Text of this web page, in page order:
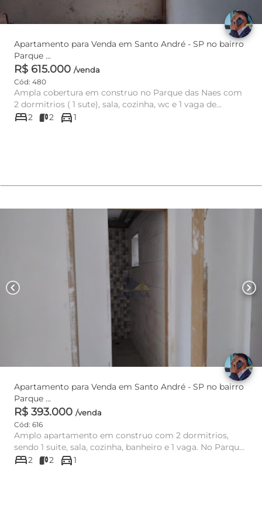
Apartamento para Venda em Santo André - SP no bairro
Parque ...
R$ 615.000 /venda
Cód: 480
Ampla cobertura em construo no Parque das Naes com
2 dormitrios ( 1 sute), sala, cozinha, wc e 1 vaga de
garagem. Prxim...
bed2 2 directions_car1
chevron_left chevron_right
Apartamento para Venda em Santo André - SP no bairro
Parque ...
R$ 393.000 /venda
Cód: 616
Amplo apartamento em construo com 2 dormitrios,
sendo 1 suite, sala, cozinha, banheiro e 1 vaga. No Parque
das Naes, pr...
bed2 2 directions_car1